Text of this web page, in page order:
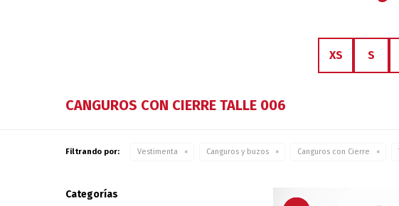
XS S
CANGUROS CON CIERRE TALLE 006
Filtrando por: Vestimenta Canguros y buzos Canguros con Cierre
Categorías